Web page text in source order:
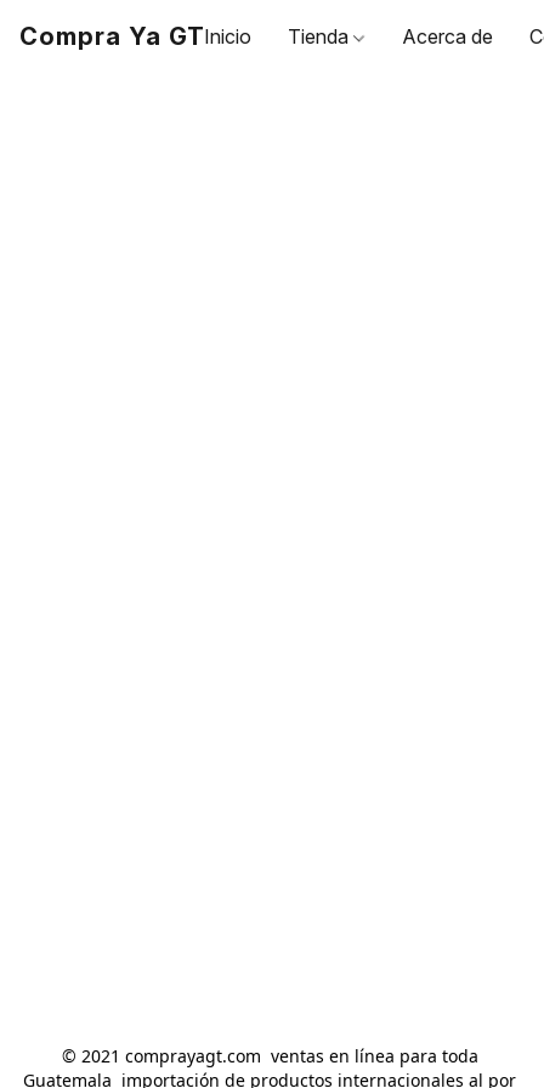
Compra Ya GTInicio Tienda Acerca de
© 2021 comprayagt.com  ventas en línea para toda
Guatemala  importación de productos internacionales al por